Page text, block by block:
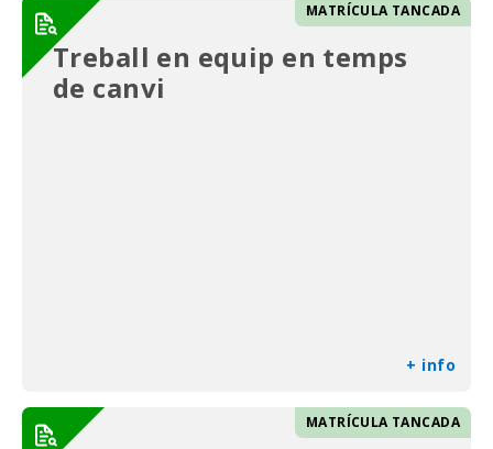
MATRÍCULA TANCADA
Treball en equip en temps
de canvi
+ info
MATRÍCULA TANCADA